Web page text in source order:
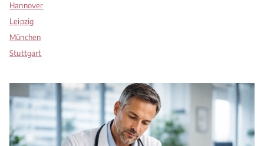
Hannover
Leipzig
München
Stuttgart